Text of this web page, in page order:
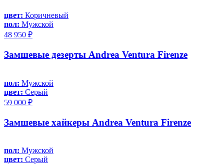
цвет: Коричневый
пол: Мужской
48 950 ₽
Замшевые дезерты Andrea Ventura Firenze
пол: Мужской
цвет: Серый
59 000 ₽
Замшевые хайкеры Andrea Ventura Firenze
пол: Мужской
цвет: Серый